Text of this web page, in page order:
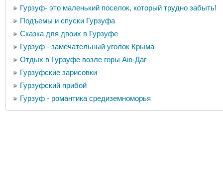
Гурзуф- это маленький поселок, который трудно забыть!
Подъемы и спуски Гурзуфа
Сказка для двоих в Гурзуфе
Гурзуф - замечательный уголок Крыма
Отдых в Гурзуфе возле горы Аю-Даг
Гурзуфские зарисовки
Гурзуфский прибой
Гурзуф - романтика средиземноморья